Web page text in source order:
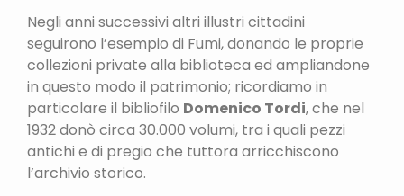
Negli anni successivi altri illustri cittadini
seguirono l’esempio di Fumi, donando le proprie
collezioni private alla biblioteca ed ampliandone
in questo modo il patrimonio; ricordiamo in
particolare il bibliofilo Domenico Tordi, che nel
1932 donò circa 30.000 volumi, tra i quali pezzi
antichi e di pregio che tuttora arricchiscono
l’archivio storico.